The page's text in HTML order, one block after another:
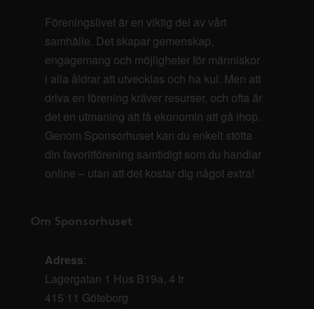
Föreningslivet är en viktig del av vårt
samhälle. Det skapar gemenskap,
engagemang och möjligheter för människor
i alla åldrar att utvecklas och ha kul. Men att
driva en förening kräver resurser, och ofta är
det en utmaning att få ekonomin att gå ihop.
Genom Sponsorhuset kan du enkelt stötta
din favoritförening samtidigt som du handlar
online – utan att det kostar dig något extra!
Om Sponsorhuset
Adress:
Lagergatan 1 Hus B19a, 4 tr
415 11 Göteborg